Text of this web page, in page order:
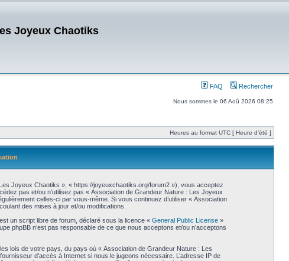
Joyeux Chaotiks
FAQ Rechercher
Nous sommes le 06 Aoû 2026 08:25
Heures au format UTC [ Heure d’été ]
Joyeux Chaotiks », « https://joyeuxchaotiks.org/forum2 »), vous acceptez
pas et/ou n’utilisez pas « Association de Grandeur Nature : Les Joyeux
celles-ci par vous-même. Si vous continuez d’utiliser « Association
des mises à jour et/ou modifications.
un script libre de forum, déclaré sous la licence « General Public License»
phpBB n’est pas responsable de ce que nous acceptons et/ou n’acceptons
lois de votre pays, du pays où « Association de Grandeur Nature : Les
d’accès à Internet si nous le jugeons nécessaire. L’adresse IP de